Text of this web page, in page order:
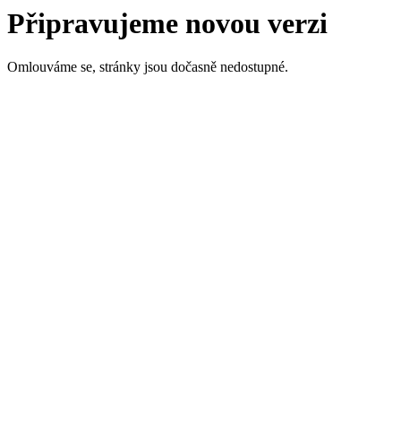
Připravujeme novou verzi
Omlouváme se, stránky jsou dočasně nedostupné.